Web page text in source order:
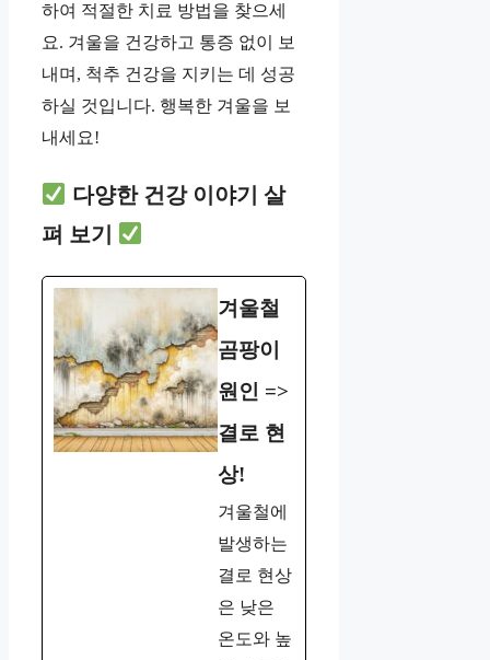
하여 적절한 치료 방법을 찾으세
요. 겨울을 건강하고 통증 없이 보
내며, 척추 건강을 지키는 데 성공
하실 것입니다. 행복한 겨울을 보
내세요!
다양한 건강 이야기 살
펴 보기
겨울철
곰팡이
원인 =>
결로 현
상!
겨울철에
발생하는
결로 현상
은 낮은
온도와 높